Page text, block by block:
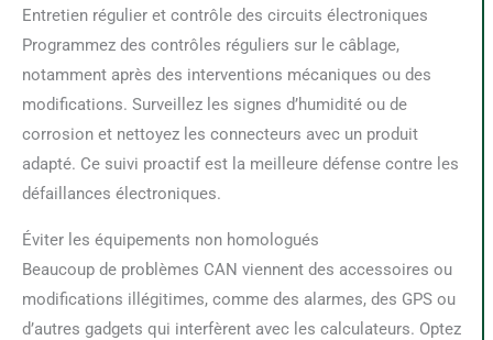
Entretien régulier et contrôle des circuits électroniques
Programmez des contrôles réguliers sur le câblage,
notamment après des interventions mécaniques ou des
modifications. Surveillez les signes d’humidité ou de
corrosion et nettoyez les connecteurs avec un produit
adapté. Ce suivi proactif est la meilleure défense contre les
défaillances électroniques.
Éviter les équipements non homologués
Beaucoup de problèmes CAN viennent des accessoires ou
modifications illégitimes, comme des alarmes, des GPS ou
d’autres gadgets qui interfèrent avec les calculateurs. Optez